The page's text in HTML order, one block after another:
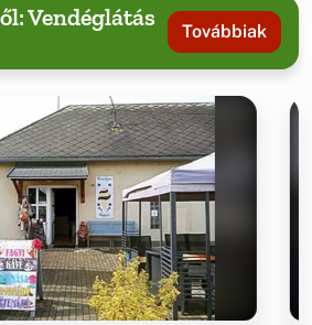
Vendéglátás Továbbiak